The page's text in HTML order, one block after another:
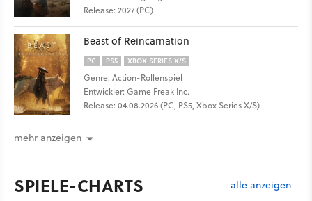
Release: 2027 (PC)
Beast of Reincarnation
PC PS5 XBOX SERIES X/S
Genre: Action-Rollenspiel
Entwickler: Game Freak Inc.
Release: 04.08.2026 (PC, PS5, Xbox Series X/S)
mehr anzeigen
SPIELE-CHARTS alle anzeigen